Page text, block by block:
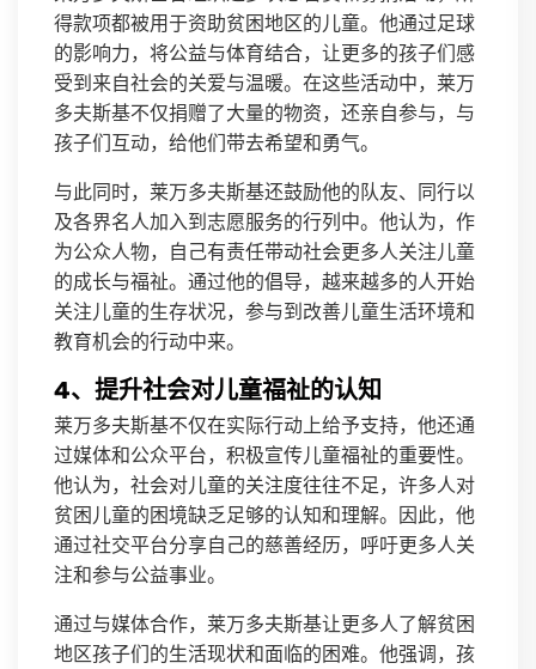
得款项都被用于资助贫困地区的儿童。他通过足球
的影响力，将公益与体育结合，让更多的孩子们感
受到来自社会的关爱与温暖。在这些活动中，莱万
多夫斯基不仅捐赠了大量的物资，还亲自参与，与
孩子们互动，给他们带去希望和勇气。
与此同时，莱万多夫斯基还鼓励他的队友、同行以
及各界名人加入到志愿服务的行列中。他认为，作
为公众人物，自己有责任带动社会更多人关注儿童
的成长与福祉。通过他的倡导，越来越多的人开始
关注儿童的生存状况，参与到改善儿童生活环境和
教育机会的行动中来。
4、提升社会对儿童福祉的认知
莱万多夫斯基不仅在实际行动上给予支持，他还通
过媒体和公众平台，积极宣传儿童福祉的重要性。
他认为，社会对儿童的关注度往往不足，许多人对
贫困儿童的困境缺乏足够的认知和理解。因此，他
通过社交平台分享自己的慈善经历，呼吁更多人关
注和参与公益事业。
通过与媒体合作，莱万多夫斯基让更多人了解贫困
地区孩子们的生活现状和面临的困难。他强调，孩